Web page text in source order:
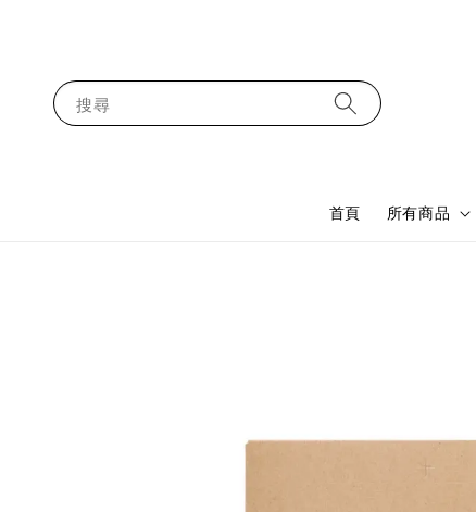
搜尋
首頁 所有商品